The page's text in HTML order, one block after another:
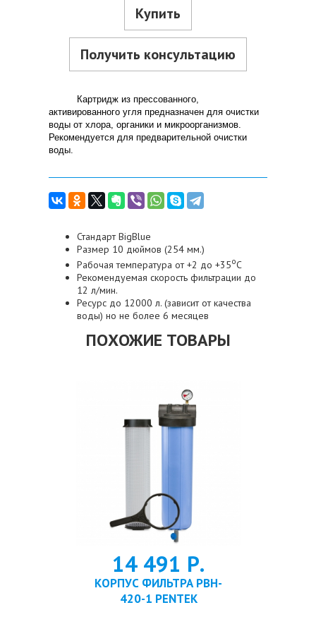
Купить
Получить консультацию
Картридж из прессованного,
активированного угля предназначен для очистки
воды от хлора, органики и микроорганизмов.
Рекомендуется для предварительной очистки
воды.
Стандарт BigBlue
Размер 10 дюймов (254 мм.)
Рабочая температура от +2 до +35оС
Рекомендуемая скорость фильтрации до
12 л/мин.
Ресурс до 12000 л. (зависит от качества
воды) но не более 6 месяцев
ПОХОЖИЕ ТОВАРЫ
14 491 Р.
КОРПУС ФИЛЬТРА PBH-
420-1 PENTEK